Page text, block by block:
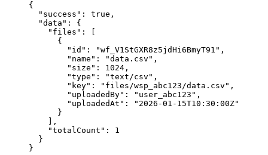
{
  "success"
: true ,
  "data"
: {
    "files"
: [
      {
        "id"
: "wf_V1StGXR8z5jdHi6BmyT91" ,
        "name"
: "data.csv" ,
        "size"
: 1024 ,
        "type"
: "text/csv" ,
        "key"
: "files/wsp_abc123/data.csv" ,
        "uploadedBy"
: "user_abc123" ,
        "uploadedAt"
:
"2026-01-15T10:30:00Z"
      }
    ],
    "totalCount"
: 1
  }
}